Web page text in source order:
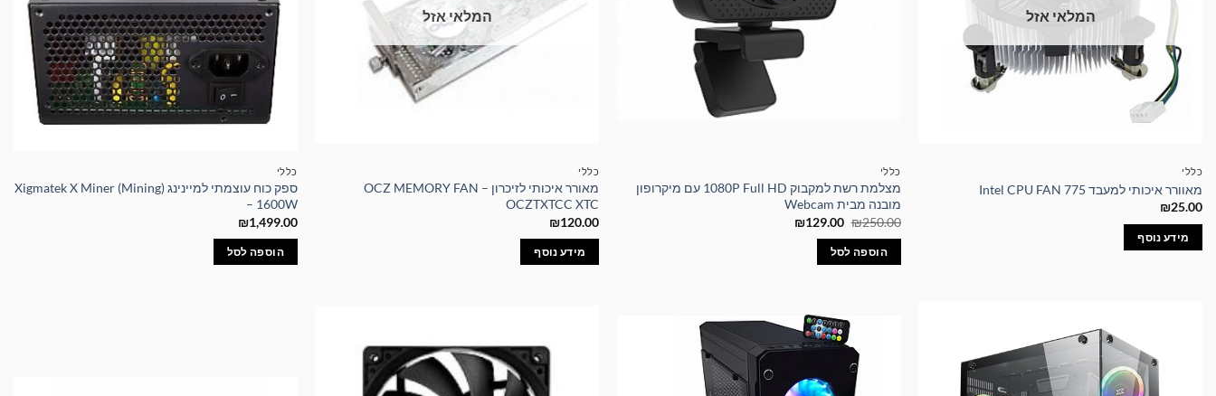
המלאי אזל
כללי
מאוורר איכותי למעבד Intel CPU FAN 775
₪25.00
מידע נוסף
כללי
מצלמת רשת למקבוק 1080P Full HD עם מיקרופון
מובנה מבית Webcam
₪250.00
המחיר
היה:
₪250.00.
₪129.00
המחיר
הוספה לסל
המלאי אזל
כללי
מאורר איכותי לזיכרון – OCZ MEMORY FAN
OCZTXTCC XTC
₪120.00
מידע נוסף
כללי
ספק כוח עוצמתי למיינינג Xigmatek X Miner (Mining)
– 1600W
₪1,499.00
הוספה לסל